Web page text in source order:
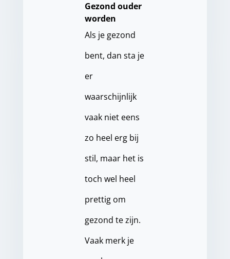
Gezond ouder
worden
Als je gezond
bent, dan sta je
er
waarschijnlijk
vaak niet eens
zo heel erg bij
stil, maar het is
toch wel heel
prettig om
gezond te zijn.
Vaak merk je